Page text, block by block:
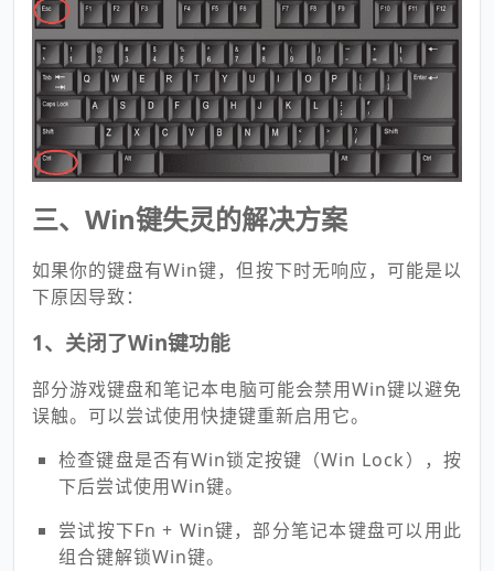
三、Win键失灵的解决方案
如果你的键盘有Win键，但按下时无响应，可能是以
下原因导致：
1、关闭了Win键功能
部分游戏键盘和笔记本电脑可能会禁用Win键以避免
误触。可以尝试使用快捷键重新启用它。
检查键盘是否有Win锁定按键（Win Lock），按
下后尝试使用Win键。
尝试按下Fn + Win键，部分笔记本键盘可以用此
组合键解锁Win键。